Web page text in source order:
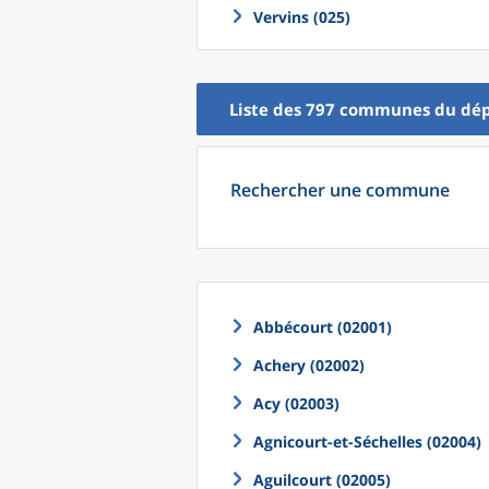
Vervins (025)
Liste des 797 communes du
Rechercher une commune
Abbécourt (02001)
Achery (02002)
Acy (02003)
Agnicourt-et-Séchelles (02004)
Aguilcourt (02005)